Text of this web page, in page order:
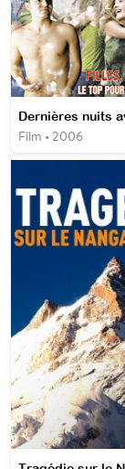
Film • 2006